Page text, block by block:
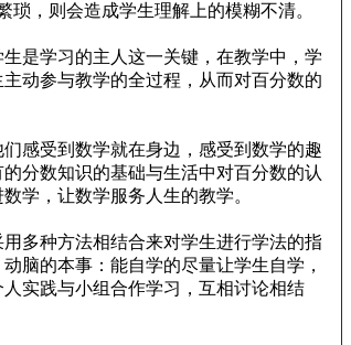
，则会造成学生理解上的模糊不清。
是学习的主人这一关键，在教学中，学
动参与教学的全过程，从而对百分数的
感受到数学就在身边，感受到数学的趣
分数知识的基础与生活中对百分数的认
学，让数学服务人生的教学。
多种方法相结合来对学生进行学法的指
脑的本事：能自学的尽量让学生自学，
实践与小组合作学习，互相讨论相结